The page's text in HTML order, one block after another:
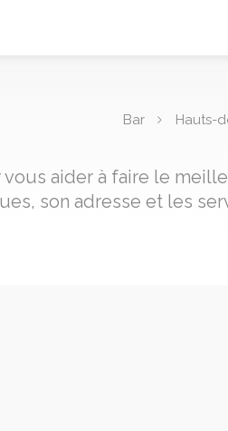
Bar Hauts-
aider à faire le
son adresse et les